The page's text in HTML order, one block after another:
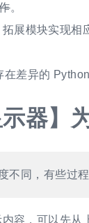
。
展模块实现
差异的
器】
不同，有些过
容，可以先